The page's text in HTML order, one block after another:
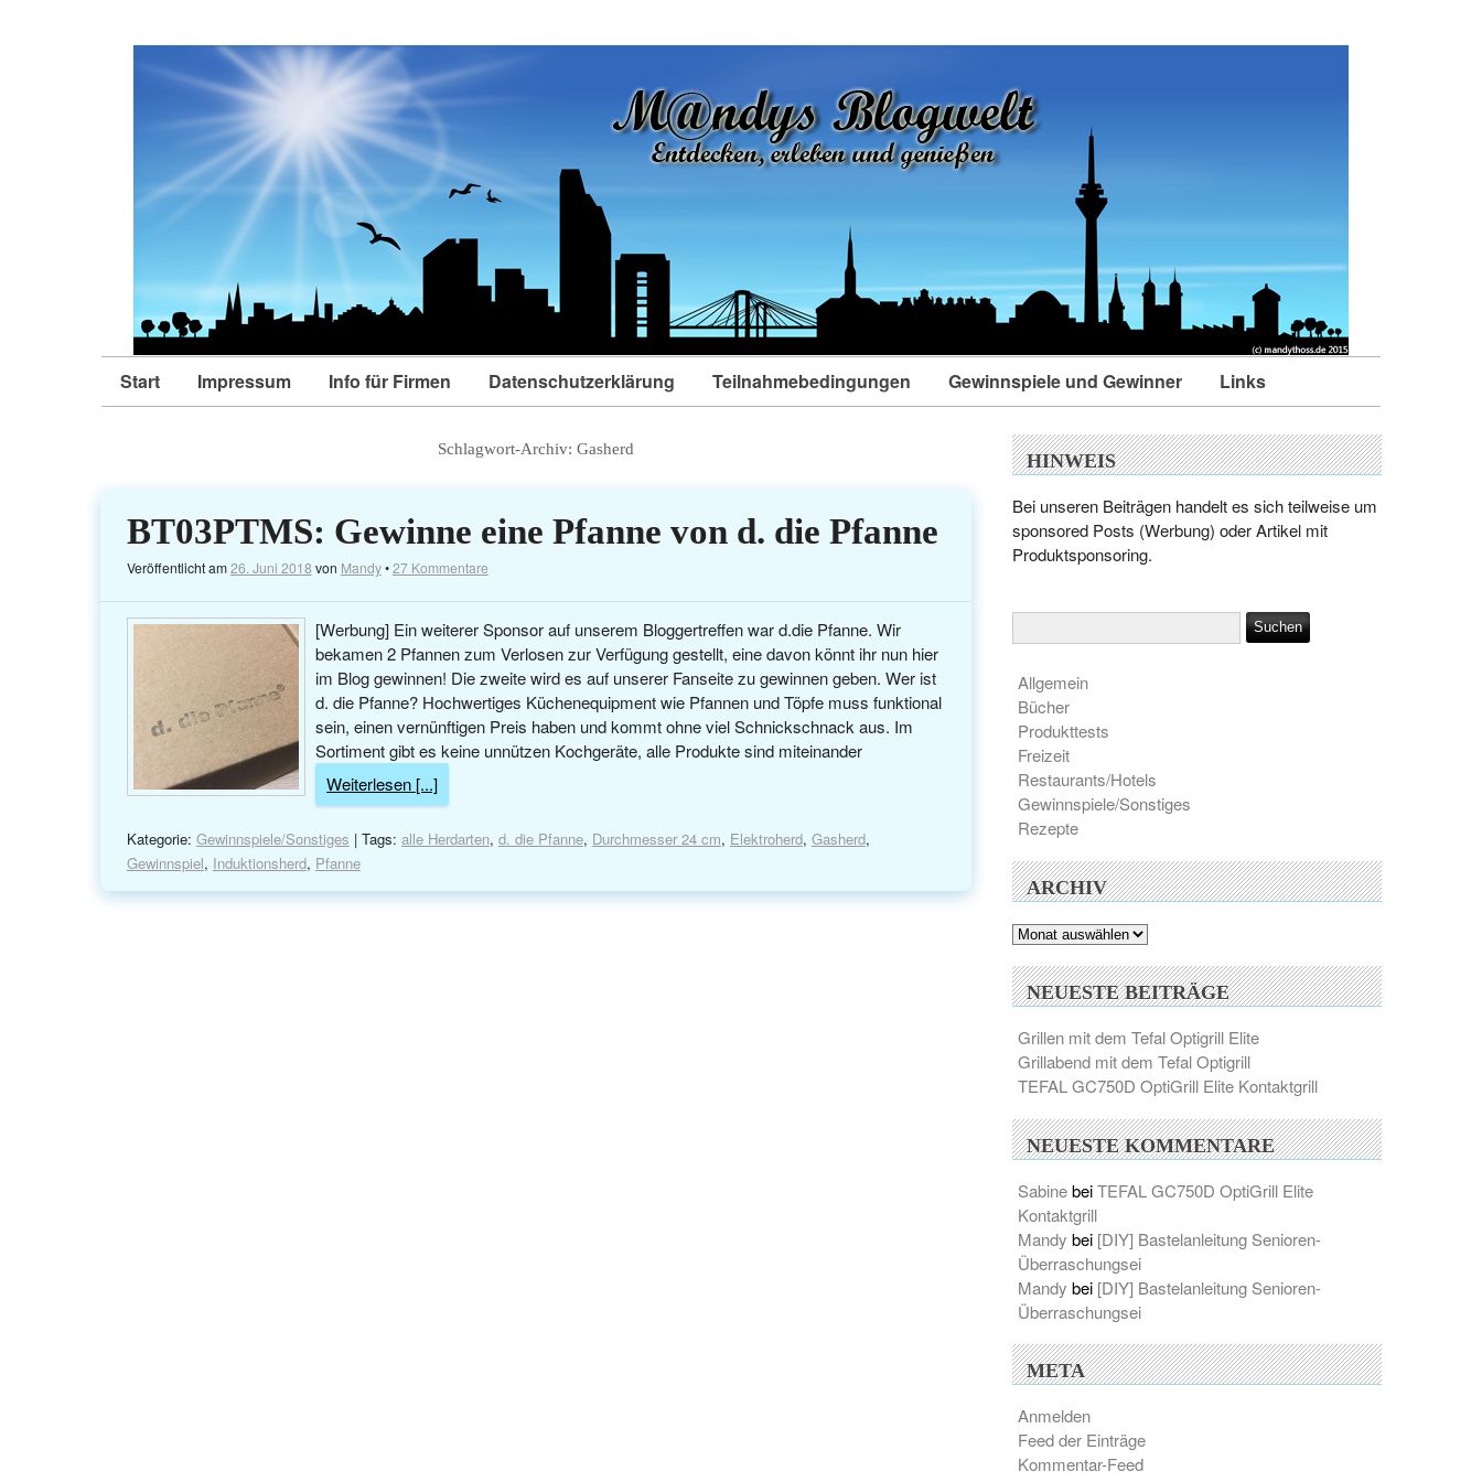
Start Impressum Info für Firmen Datenschutzerklärung Teilnahmebedingungen Gewinnspiele und Gewinner Links
Schlagwort-Archiv:Gasherd
BT03PTMS: Gewinne eine Pfanne von d. die Pfanne
Veröffentlicht am26. Juni 2018 von Mandy•27 Kommentare
[Werbung] Ein weiterer Sponsor auf unserem Bloggertreffen war d.die Pfanne. Wir
bekamen 2 Pfannen zum Verlosen zur Verfügung gestellt, eine davon könnt ihr nun hier
im Blog gewinnen! Die zweite wird es auf unserer Fanseite zu gewinnen geben. Wer ist
d. die Pfanne? Hochwertiges Küchenequipment wie Pfannen und Töpfe muss funktional
sein, einen vernünftigen Preis haben und kommt ohne viel Schnickschnack aus. Im
Sortiment gibt es keine unnützen Kochgeräte, alle Produkte sind miteinander
Weiterlesen [...]
Kategorie: Gewinnspiele/Sonstiges | Tags: alle Herdarten, d. die Pfanne, Durchmesser 24 cm, Elektroherd, Gasherd,
Gewinnspiel, Induktionsherd, Pfanne
HINWEIS
Bei unseren Beiträgen handelt es sich teilweise um
sponsored Posts (Werbung) oder Artikel mit
Produktsponsoring.
Allgemein
Bücher
Produkttests
Freizeit
Restaurants/Hotels
Gewinnspiele/Sonstiges
Rezepte
ARCHIV
Archiv
NEUESTE BEITRÄGE
Grillen mit dem Tefal Optigrill Elite
Grillabend mit dem Tefal Optigrill
TEFAL GC750D OptiGrill Elite Kontaktgrill
NEUESTE KOMMENTARE
SabinebeiTEFAL GC750D OptiGrill Elite
Kontaktgrill
Mandy bei [DIY] Bastelanleitung Senioren-
Überraschungsei
Mandy bei [DIY] Bastelanleitung Senioren-
Überraschungsei
META
Anmelden
Feed der Einträge
Kommentar-Feed